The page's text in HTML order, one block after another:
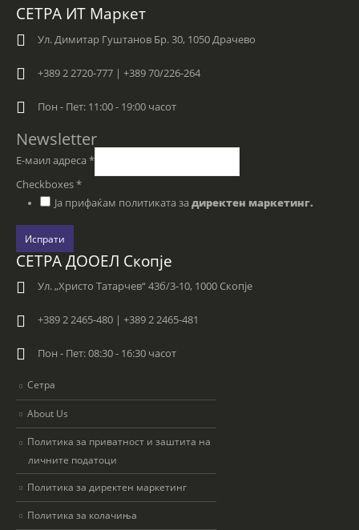
СЕТРА ИТ Маркет
Ул. Димитар Гуштанов Бр. 30, 1050 Драчево
+389 2 2720-777 | +389 70/226-264
Пон - Пет: 11:00 - 19:00 часот
Newsletter
Е-маил адреса *
Checkboxes*
Ја прифаќам политиката за директен маркетинг.
Испрати
СЕТРА ДООЕЛ Скопје
Ул. „Христо Татарчев“ 43б/3-10, 1000 Скопје
+389 2 2465-480 | +389 2 2465-481
Пон - Пет: 08:30 - 16:30 часот
Сетра
About Us
Политика за приватност и заштита на
личните податоци
Политика за директен маркетинг
Политика за колачиња